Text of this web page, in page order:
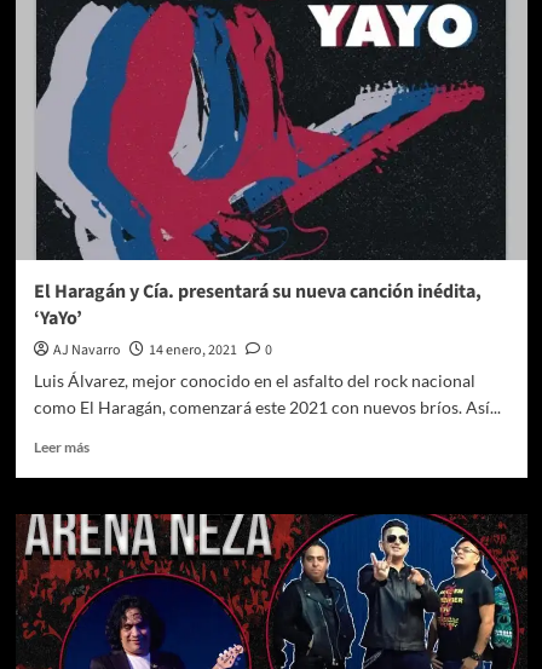
Compañía
presentan
nueva
versión
“Aburrida
vida”
El Haragán y Cía. presentará su nueva canción inédita,
‘YaYo’
AJ Navarro 14 enero, 2021
0
Luis Álvarez, mejor conocido en el asfalto del rock nacional
como El Haragán, comenzará este 2021 con nuevos bríos. Así...
Leer másLeer
El
Haragán
y
Cía.
presentará
nueva